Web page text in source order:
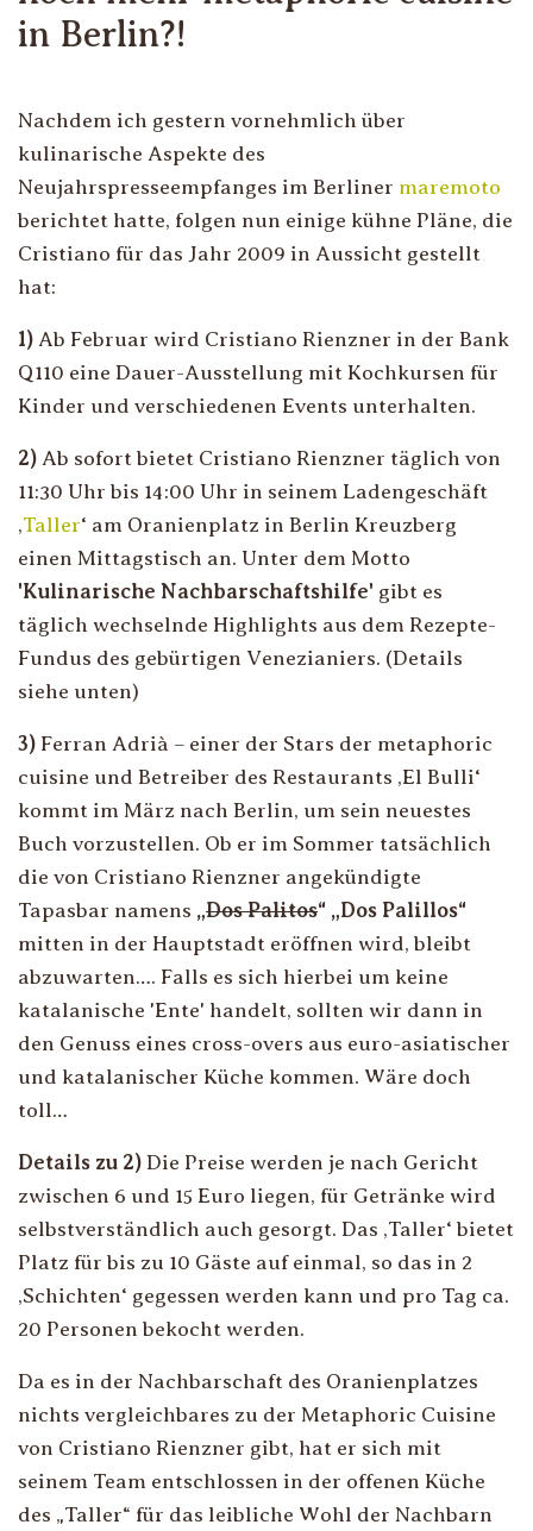
in Berlin?!
Nachdem ich gestern vornehmlich über
kulinarische Aspekte des
Neujahrspresseempfanges im Berliner maremoto
berichtet hatte, folgen nun einige kühne Pläne, die
Cristiano für das Jahr 2009 in Aussicht gestellt
hat:
1) Ab Februar wird Cristiano Rienzner in der Bank
Q110 eine Dauer-Ausstellung mit Kochkursen für
Kinder und verschiedenen Events unterhalten.
2) Ab sofort bietet Cristiano Rienzner täglich von
11:30 Uhr bis 14:00 Uhr in seinem Ladengeschäft
‚Taller‘ am Oranienplatz in Berlin Kreuzberg
einen Mittagstisch an. Unter dem Motto
'Kulinarische Nachbarschaftshilfe' gibt es
täglich wechselnde Highlights aus dem Rezepte-
Fundus des gebürtigen Venezianiers. (Details
siehe unten)
3) Ferran Adrià – einer der Stars der metaphoric
cuisine und Betreiber des Restaurants ‚El Bulli‘
kommt im März nach Berlin, um sein neuestes
Buch vorzustellen. Ob er im Sommer tatsächlich
die von Cristiano Rienzner angekündigte
Tapasbar namens „Dos Palitos“ „Dos Palillos“
mitten in der Hauptstadt eröffnen wird, bleibt
abzuwarten…. Falls es sich hierbei um keine
katalanische 'Ente' handelt, sollten wir dann in
den Genuss eines cross-overs aus euro-asiatischer
und katalanischer Küche kommen. Wäre doch
toll…
Details zu 2) Die Preise werden je nach Gericht
zwischen 6 und 15 Euro liegen, für Getränke wird
selbstverständlich auch gesorgt. Das ‚Taller‘ bietet
Platz für bis zu 10 Gäste auf einmal, so das in 2
‚Schichten‘ gegessen werden kann und pro Tag ca.
20 Personen bekocht werden.
Da es in der Nachbarschaft des Oranienplatzes
nichts vergleichbares zu der Metaphoric Cuisine
von Cristiano Rienzner gibt, hat er sich mit
seinem Team entschlossen in der offenen Küche
des „Taller“ für das leibliche Wohl der Nachbarn